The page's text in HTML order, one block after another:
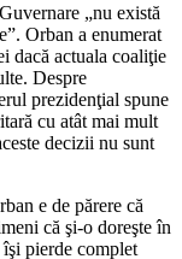
„nu există
Orban a enumerat
dacă actuala coaliţie
Despre
prezidenţial spune
cu atât mai mult
decizii nu sunt
e de părere că
că şi-o doreşte în
pierde complet